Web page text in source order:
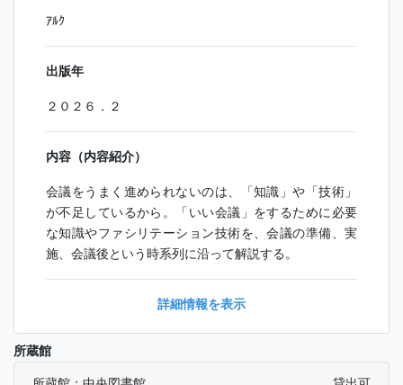
ｱﾙｸ
出版年
２０２６．２
内容（内容紹介）
会議をうまく進められないのは、「知識」や「技術」
が不足しているから。「いい会議」をするために必要
な知識やファシリテーション技術を、会議の準備、実
施、会議後という時系列に沿って解説する。
詳細情報を表示
所蔵館